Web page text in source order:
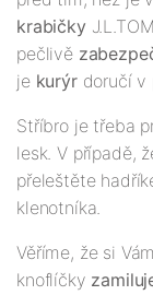
krabičky
pečlivě
je kurýrdoručí v
Stříbro je třeba
lesk. V případě,
přeleštěte
klenotníka.
Věříme, že si
knoflíčky